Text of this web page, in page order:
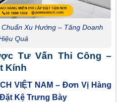
Xu Hướng – Tăng Doanh
Quả
Tư Vấn Thi Công –
Kính
VIỆT NAM – Đơn Vị Hàng
Kệ Trưng Bày